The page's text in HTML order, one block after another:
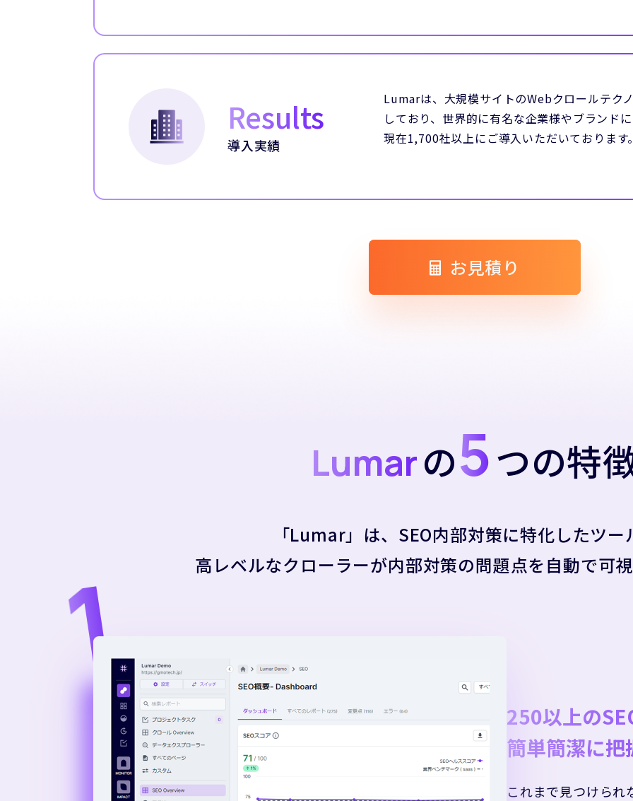
Results
導入実績
Lumarは、大規模サイトのWebクロールテク
しており、世界的に有名な企業様やブランド
現在1,700社以上にご導入いただいております
お見積り
Lumarの5つの特
「Lumar」は、SEO内部対策に特化したツー
高レベルなクローラーが内部対策の問題点を自動で可
250以上の
簡単簡潔に
これまで見つけら